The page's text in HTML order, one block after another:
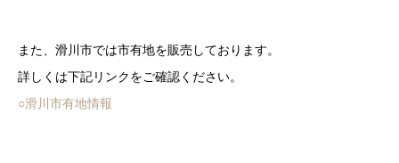
また、滑川市では市有地を販売しております。
詳しくは下記リンクをご確認ください。
○滑川市有地情報